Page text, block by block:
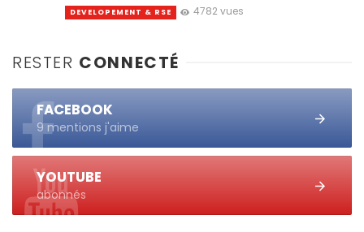
DEVELOPEMENT & RSE 4782 vues
RESTER CONNECTÉ
FACEBOOK
9 mentions j'aime
YOUTUBE
abonnés